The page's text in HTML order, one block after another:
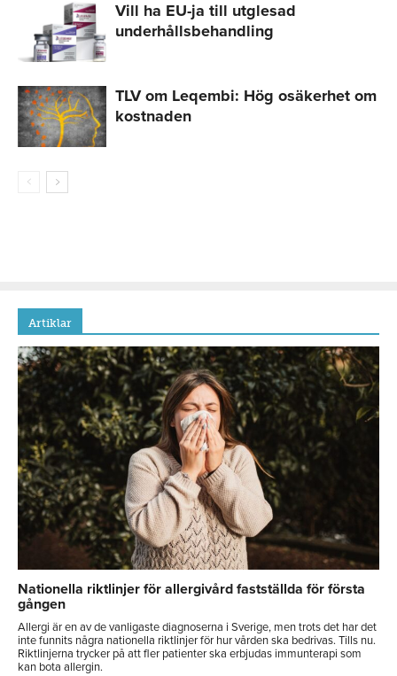
Vill ha EU-ja till utglesad
underhållsbehandling
TLV om Leqembi: Hög osäkerhet om
kostnaden
Artiklar
Nationella riktlinjer för allergivård fastställda för första
gången
Allergi är en av de vanligaste diagnoserna i Sverige, men trots det har det
inte funnits några nationella riktlinjer för hur vården ska bedrivas. Tills nu.
Riktlinjerna trycker på att fler patienter ska erbjudas immunterapi som
kan bota allergin.